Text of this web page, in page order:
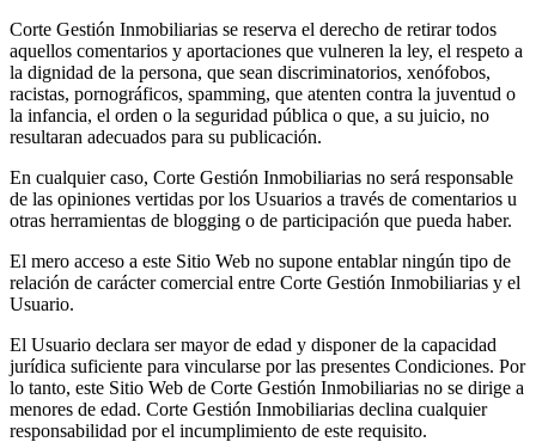
Corte Gestión Inmobiliarias se reserva el derecho de retirar todos
aquellos comentarios y aportaciones que vulneren la ley, el respeto a
la dignidad de la persona, que sean discriminatorios, xenófobos,
racistas, pornográficos, spamming, que atenten contra la juventud o
la infancia, el orden o la seguridad pública o que, a su juicio, no
resultaran adecuados para su publicación.
En cualquier caso, Corte Gestión Inmobiliarias no será responsable
de las opiniones vertidas por los Usuarios a través de comentarios u
otras herramientas de blogging o de participación que pueda haber.
El mero acceso a este Sitio Web no supone entablar ningún tipo de
relación de carácter comercial entre Corte Gestión Inmobiliarias y el
Usuario.
El Usuario declara ser mayor de edad y disponer de la capacidad
jurídica suficiente para vincularse por las presentes Condiciones. Por
lo tanto, este Sitio Web de Corte Gestión Inmobiliarias no se dirige a
menores de edad. Corte Gestión Inmobiliarias declina cualquier
responsabilidad por el incumplimiento de este requisito.